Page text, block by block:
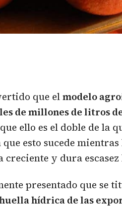
que elmodelo
de millones de litros
ello es el doble de la
esto sucede
y dura
presentado que se
hídrica de las